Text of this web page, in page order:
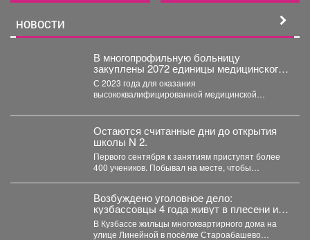
НОВОСТИ
В многопрофильную больницу
закуплены 2072 единицы медицинского
оборудования на общую сумму 490,6
млн рублей.
С 2023 года для оказания
высококвалифицированной медицинской
закуплены 2072 единицы медицинского...
Остаются считанные дни до открытия
школы N 2.
Первого сентября к занятиям приступят более
400 учеников. Побывал на месте, чтобы
Возбуждено уголовное дело:
кузбассовцы 4 года живут в плесени и
ждут помощи
В Кузбассе жильцы многоквартирного дома на
улице Линейной в посёлке Староабашево